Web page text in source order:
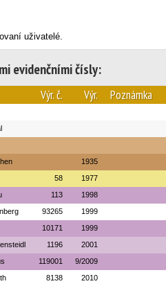
uživatelé.
evidenčními čísly:
Výr. č. Výr. Poznámka
1935
58 1977
113 1998
93265 1999
10171 1999
1196 2001
119001 9/2009
8138 2010